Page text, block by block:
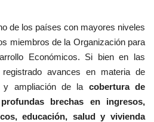
de los países con mayores niveles
miembros de la Organización para
Económicos. Si bien en las
avances en materia de
y ampliación de la cobertura de
brechas en ingresos,
educación, salud y vivienda